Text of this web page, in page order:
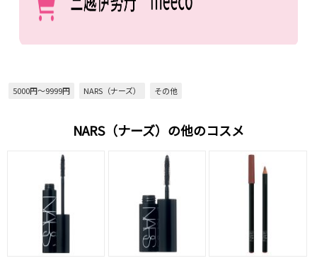
5000円～9999円 NARS（ナーズ） その他
NARS（ナーズ）の他のコスメ